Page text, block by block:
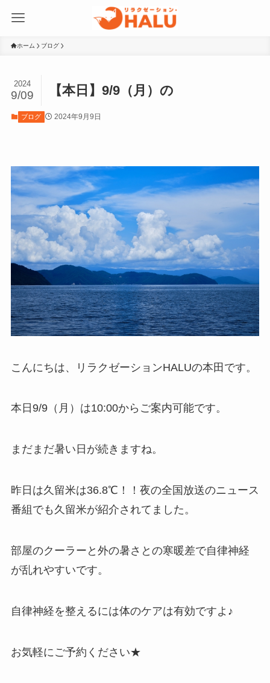
ホーム ブログ
【本日】9/9（月）の
2024
9/09
ブログ 2024年9月9日
こんにちは、リラクゼーションHALUの本田です。
本日9/9（月）は10:00からご案内可能です。
まだまだ暑い日が続きますね。
昨日は久留米は36.8℃！！夜の全国放送のニュース
番組でも久留米が紹介されてました。
部屋のクーラーと外の暑さとの寒暖差で自律神経
が乱れやすいです。
自律神経を整えるには体のケアは有効ですよ♪
お気軽にご予約ください★